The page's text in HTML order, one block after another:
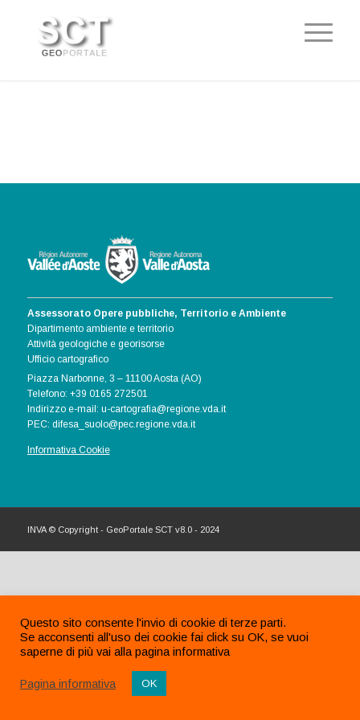
Assessorato Opere pubbliche, Territorio e Ambiente
Dipartimento ambiente e territorio
Attività geologiche e georisorse
Ufficio cartografico
Piazza Narbonne, 3 – 11100 Aosta (AO)
Telefono: +39 0165 272501
Indirizzo e-mail: u-cartografia@regione.vda.it
PEC: difesa_suolo@pec.regione.vda.it
Informativa Cookie
INVA © Copyright - GeoPortale SCT v8.0 - 2024
Questo sito consente l'invio di cookie di terze parti.
Se acconsenti all'uso dei cookie fai click su OK, se vuoi
saperne di più vai alla pagina informativa
Pagina informativa OK